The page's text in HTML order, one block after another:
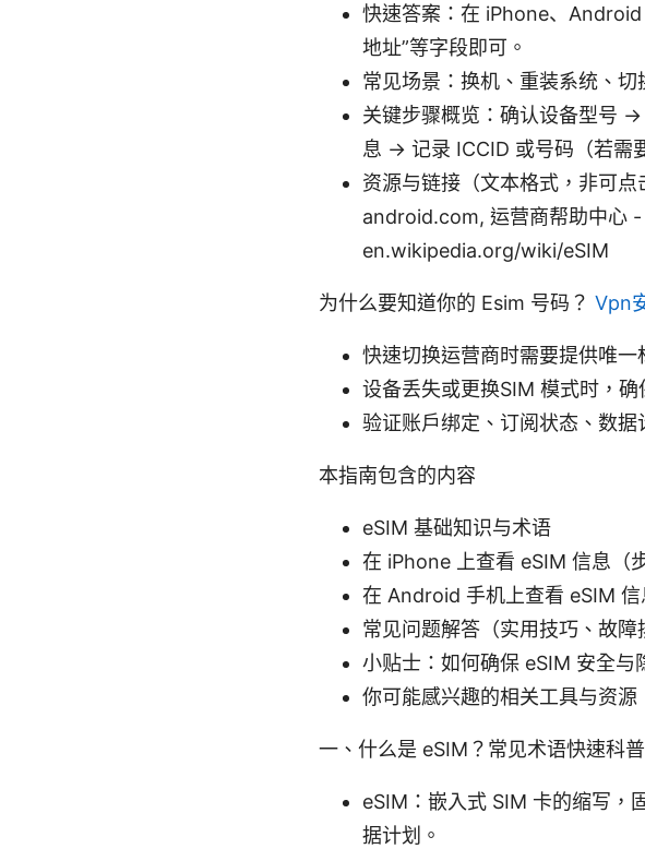
快速答案：在 iPhone、Android
地址”等字段即可。
常见场景：换机、重装系统、
关键步骤概览：确认设备型号
息 → 记录 ICCID 或号码（若需
资源与链接（文本格式，非可
android.com, 运营商帮助中心
en.wikipedia.org/wiki/eSIM
为什么要知道你的 Esim 号码？ Vpn
快速切换运营商时需要提供唯
设备丢失或更换SIM 模式时，确
验证账户绑定、订阅状态、数据
本指南包含的内容
eSIM 基础知识与术语
在 iPhone 上查看 eSIM 信息（
在 Android 手机上查看 eSIM 信
常见问题解答（实用技巧、故障
小贴士：如何确保 eSIM 安全与
你可能感兴趣的相关工具与资源
一、什么是 eSIM？常见术语快速科普
eSIM：嵌入式 SIM 卡的缩写，
据计划。